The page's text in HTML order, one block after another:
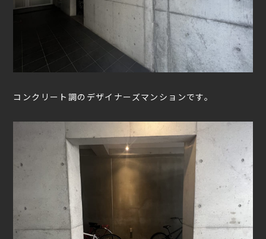
コンクリート調のデザイナーズマンションです。